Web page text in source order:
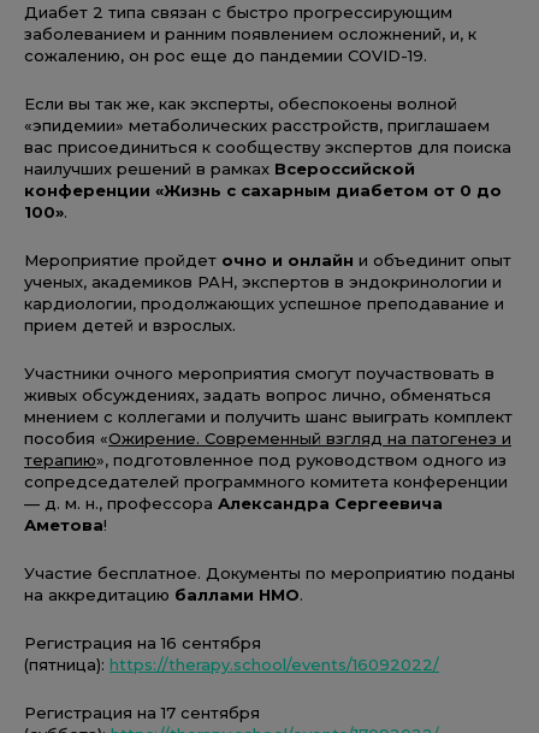
Диабет 2 типа связан с быстро прогрессирующим
заболеванием и ранним появлением осложнений, и, к
сожалению, он рос еще до пандемии COVID-19.
Если вы так же, как эксперты, обеспокоены волной
«эпидемии» метаболических расстройств, приглашаем
вас присоединиться к сообществу экспертов для поиска
наилучших решений в рамках Всероссийской
конференции «Жизнь с сахарным диабетом от 0 до
100».
Мероприятие пройдет очно и онлайн и объединит опыт
ученых, академиков РАН, экспертов в эндокринологии и
кардиологии, продолжающих успешное преподавание и
прием детей и взрослых.
Участники очного мероприятия смогут поучаствовать в
живых обсуждениях, задать вопрос лично, обменяться
мнением с коллегами и получить шанс выиграть комплект
пособия «Ожирение. Современный взгляд на патогенез и
терапию», подготовленное под руководством одного из
сопредседателей программного комитета конференции
— д. м. н., профессора Александра Сергеевича
Аметова!
Участие бесплатное. Документы по мероприятию поданы
на аккредитацию баллами НМО.
Регистрация на 16 сентября
(пятница): https://therapy.school/events/16092022/
Регистрация на 17 сентября